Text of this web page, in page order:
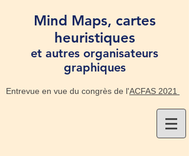
Mind Maps, cartes
heuristiques
et autres organisateurs
graphiques
Entrevue en vue du congrès de l'ACFAS 2021